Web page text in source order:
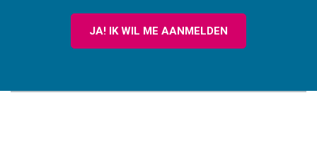
JA! IK WIL ME AANMELDEN